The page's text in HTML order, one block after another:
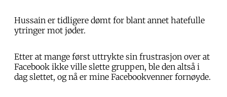
Hussain er tidligere dømt for blant annet hatefulle
ytringer mot jøder.
Etter at mange først uttrykte sin frustrasjon over at
Facebook ikke ville slette gruppen, ble den altså i
dag slettet, og nå er mine Facebookvenner fornøyde.